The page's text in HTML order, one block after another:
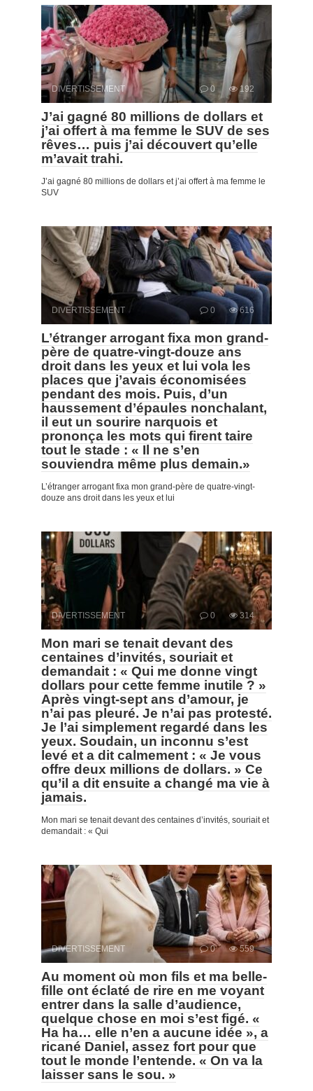
DIVERTISSEMENT 0 192
J’ai gagné 80 millions de dollars et
j’ai offert à ma femme le SUV de ses
rêves… puis j’ai découvert qu’elle
m’avait trahi.
J’ai gagné 80 millions de dollars et j’ai offert à ma femme le
SUV
DIVERTISSEMENT 0 616
L’étranger arrogant fixa mon grand-
père de quatre-vingt-douze ans
droit dans les yeux et lui vola les
places que j’avais économisées
pendant des mois. Puis, d’un
haussement d’épaules nonchalant,
il eut un sourire narquois et
prononça les mots qui firent taire
tout le stade : « Il ne s’en
souviendra même plus demain.»
L’étranger arrogant fixa mon grand-père de quatre-vingt-
douze ans droit dans les yeux et lui
DIVERTISSEMENT 0 314
Mon mari se tenait devant des
centaines d’invités, souriait et
demandait : « Qui me donne vingt
dollars pour cette femme inutile ? »
Après vingt-sept ans d’amour, je
n’ai pas pleuré. Je n’ai pas protesté.
Je l’ai simplement regardé dans les
yeux. Soudain, un inconnu s’est
levé et a dit calmement : « Je vous
offre deux millions de dollars. » Ce
qu’il a dit ensuite a changé ma vie à
jamais.
Mon mari se tenait devant des centaines d’invités, souriait et
demandait : « Qui
DIVERTISSEMENT 0 559
Au moment où mon fils et ma belle-
fille ont éclaté de rire en me voyant
entrer dans la salle d’audience,
quelque chose en moi s’est figé. «
Ha ha… elle n’en a aucune idée », a
ricané Daniel, assez fort pour que
tout le monde l’entende. « On va la
laisser sans le sou. »